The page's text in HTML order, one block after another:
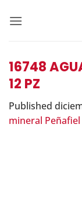
16748
12 PZ
Published
mineral Peñafiel